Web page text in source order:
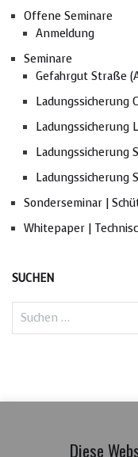
Offene Seminare
Anmeldung
Seminare
Gefahrgut Straße
Ladungssicherung
Ladungssicherung
Ladungssicherung
Sonderseminar |
Whitepaper |
SUCHEN
Suchen
nach:
Diese